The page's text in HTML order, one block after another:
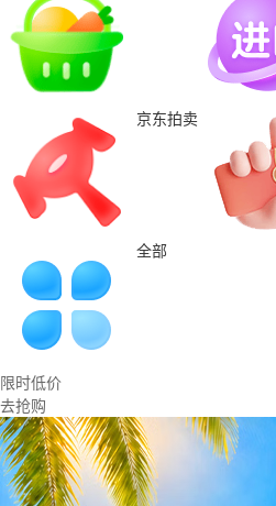
京东拍卖
全部
限时低价
去抢购